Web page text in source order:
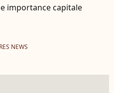
importance capitale
NEWS